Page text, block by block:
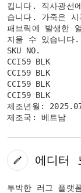
킵니다. 직사광선
습니다. 가죽은
패브릭에 발생한
지울 수 있습니다.
SKU NO.
CCI59 BLK
CCI59 BLK
CCI59 BLK
CCI59 BLK
제조년월:
제조국: 베트남
에디터
투박한 러그 플랫